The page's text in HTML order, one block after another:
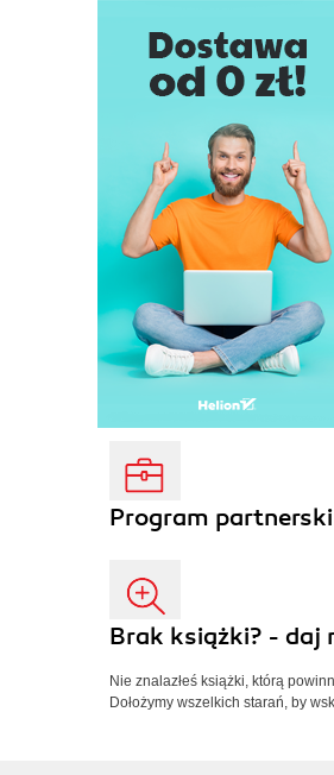
Program
Brak książki? - daj
Nie znalazłeś książki, którą
Dołożymy wszelkich starań, by